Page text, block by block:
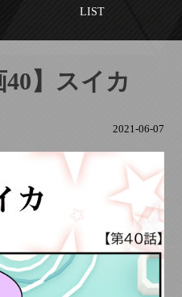
LIST
40】スイカ
2021-06-07